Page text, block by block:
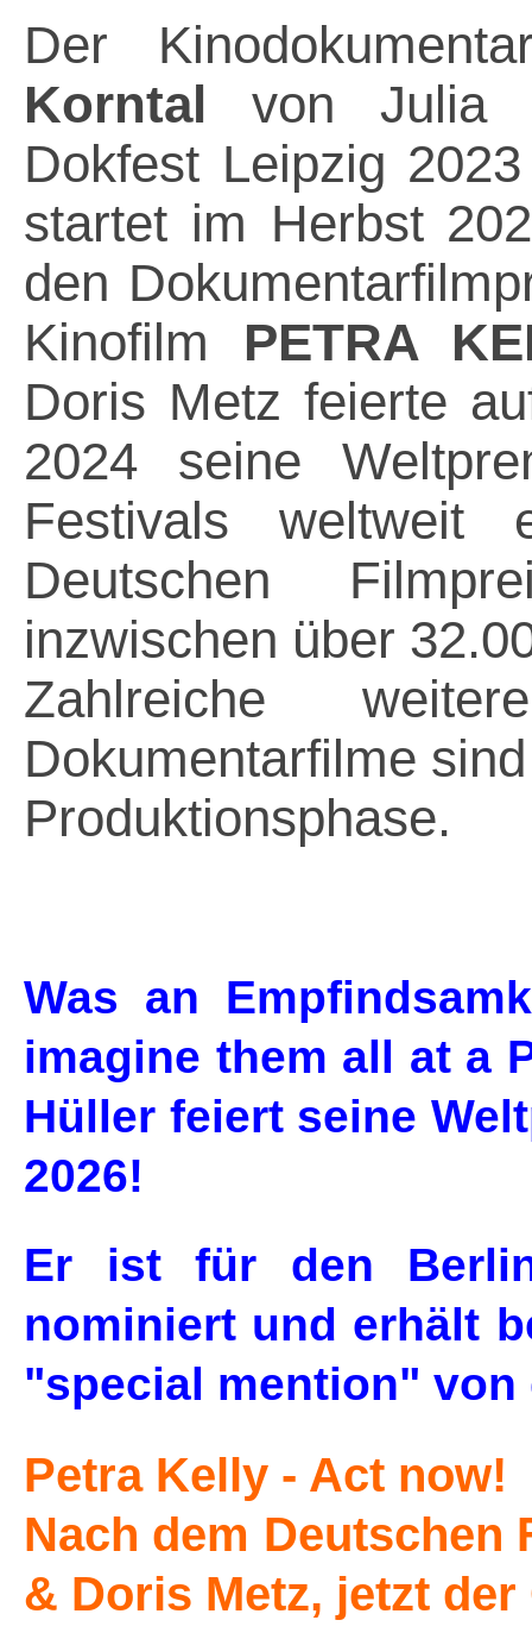
Der
Korntal von Julia
Dokfest Leipzig
startet im Herbst
den
Kinofilm PETRA
Doris Metz feierte
2024 seine
Festivals weltweit
Deutschen
inzwischen über
Zahlreiche
Dokumentarfilme
Produktionsphase.
Was an
imagine them all at a
Hüller feiert seine
2026!
Er ist für den
nominiert und erhält
"special mention"
Petra Kelly - Act now!
Nach dem
& Doris Metz, jetzt